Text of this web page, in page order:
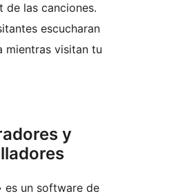
de las canciones.
escucharan
mientras visitan tu
y
es un software de